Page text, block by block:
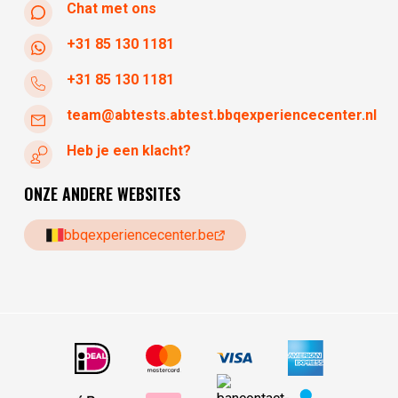
Chat met ons
+31 85 130 1181
+31 85 130 1181
team@abtests.abtest.bbqexperiencecenter.nl
Heb je een klacht?
ONZE ANDERE WEBSITES
bbqexperiencecenter.be